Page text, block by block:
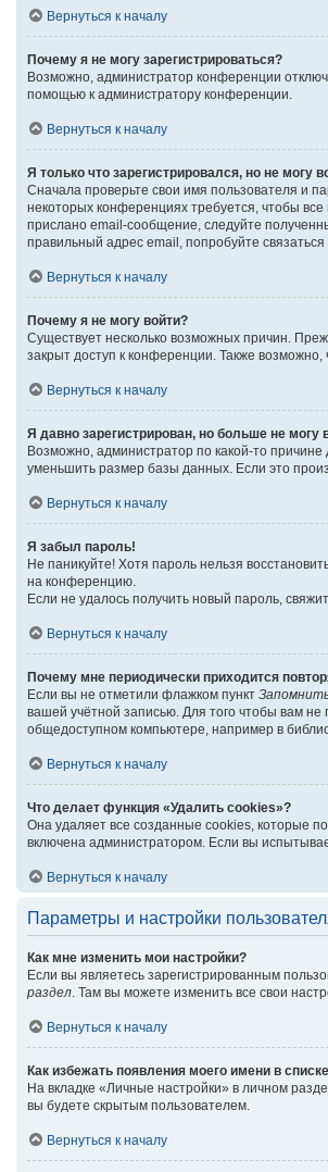
Вернуться к началу
Почему я не могу зарегистрироваться?
Возможно, администратор конференции
помощью к администратору конференции.
Вернуться к началу
Я только что зарегистрировался, но не могу
Сначала проверьте свои имя пользователя и
некоторых конференциях требуется, чтобы
прислано email-сообщение, следуйте
правильный адрес email, попробуйте
Вернуться к началу
Почему я не могу войти?
Существует несколько возможных причин.
закрыт доступ к конференции. Также
Вернуться к началу
Я давно зарегистрирован, но больше не могу
Возможно, администратор по какой-то
уменьшить размер базы данных. Если это
Вернуться к началу
Я забыл пароль!
Не паникуйте! Хотя пароль нельзя
на конференцию.
Если не удалось получить новый пароль,
Вернуться к началу
Почему мне периодически приходится
Если вы не отметили флажком пункт
вашей учётной записью. Для того чтобы вам
общедоступном компьютере, например в
Вернуться к началу
Что делает функция «Удалить cookies»?
Она удаляет все созданные cookies, которые
включена администратором. Если вы
Вернуться к началу
Параметры и настройки
Как мне изменить мои настройки?
Если вы являетесь зарегистрированным
раздел. Там вы можете изменить все свои
Вернуться к началу
Как избежать появления моего имени в
На вкладке «Личные настройки» в личном
вы будете скрытым пользователем.
Вернуться к началу